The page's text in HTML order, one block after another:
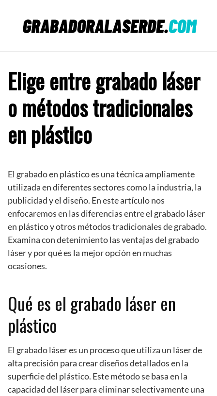
contenido
Elige entre grabado láser
o métodos tradicionales
en plástico
El grabado en plástico es una técnica ampliamente
utilizada en diferentes sectores como la industria, la
publicidad y el diseño. En este artículo nos
enfocaremos en las diferencias entre el grabado láser
en plástico y otros métodos tradicionales de grabado.
Examina con detenimiento las ventajas del grabado
láser y por qué es la mejor opción en muchas
ocasiones.
Qué es el grabado láser en
plástico
El grabado láser es un proceso que utiliza un láser de
alta precisión para crear diseños detallados en la
superficie del plástico. Este método se basa en la
capacidad del láser para eliminar selectivamente una